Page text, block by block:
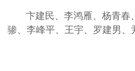
卞建民、李鸿雁、杨青春
骖、李峰平、王宇、罗建男、